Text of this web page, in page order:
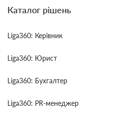
Каталог рішень
Liga360: Керівник
Liga360: Юрист
Liga360: Бухгалтер
Liga360: PR-менеджер